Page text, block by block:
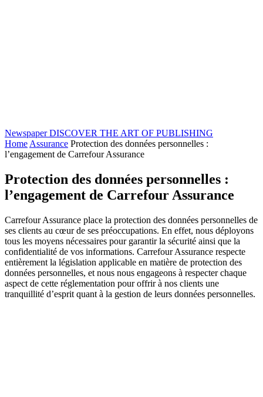
Newspaper DISCOVER THE ART OF PUBLISHING
Home Assurance Protection des données personnelles :
l’engagement de Carrefour Assurance
Protection des données personnelles :
l’engagement de Carrefour Assurance
Carrefour Assurance place la protection des données personnelles de
ses clients au cœur de ses préoccupations. En effet, nous déployons
tous les moyens nécessaires pour garantir la sécurité ainsi que la
confidentialité de vos informations. Carrefour Assurance respecte
entièrement la législation applicable en matière de protection des
données personnelles, et nous nous engageons à respecter chaque
aspect de cette réglementation pour offrir à nos clients une
tranquillité d’esprit quant à la gestion de leurs données personnelles.